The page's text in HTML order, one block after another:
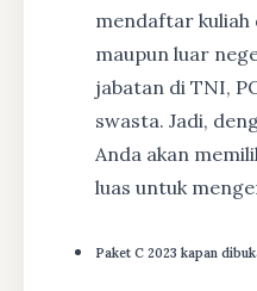
mendaftar kuliah
maupun luar
jabatan di TNI,
swasta. Jadi,
Anda akan
luas untuk
Paket C 2023 kapan